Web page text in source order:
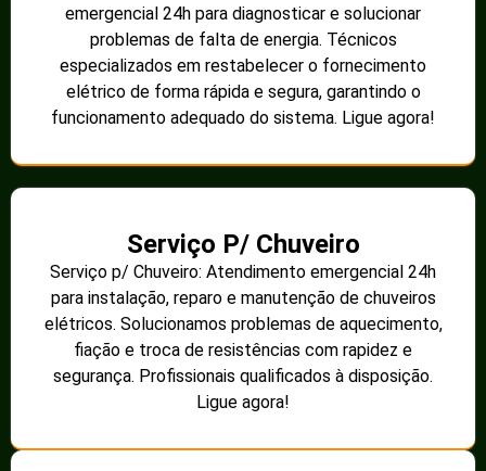
emergencial 24h para diagnosticar e solucionar
problemas de falta de energia. Técnicos
especializados em restabelecer o fornecimento
elétrico de forma rápida e segura, garantindo o
funcionamento adequado do sistema. Ligue agora!
Serviço P/ Chuveiro
Serviço p/ Chuveiro: Atendimento emergencial 24h
para instalação, reparo e manutenção de chuveiros
elétricos. Solucionamos problemas de aquecimento,
fiação e troca de resistências com rapidez e
segurança. Profissionais qualificados à disposição.
Ligue agora!